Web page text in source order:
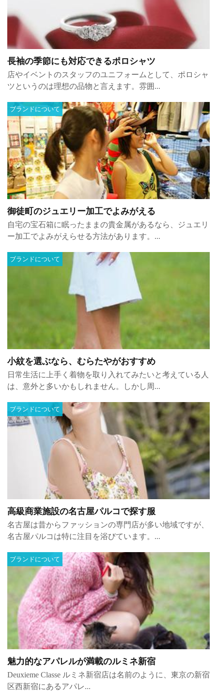
長袖の季節にも対応できるポロシャツ
店やイベントのスタッフのユニフォームとして、ポロシャ
ツというのは理想の品物と言えます。雰囲...
御徒町のジュエリー加工でよみがえる
ブランドについて
自宅の宝石箱に眠ったままの貴金属があるなら、ジュエリ
ー加工でよみがえらせる方法があります。...
小紋を選ぶなら、むらたやがおすすめ
ブランドについて
日常生活に上手く着物を取り入れてみたいと考えている人
は、意外と多いかもしれません。しかし周...
高級商業施設の名古屋パルコで探す服
ブランドについて
名古屋は昔からファッションの専門店が多い地域ですが、
名古屋パルコは特に注目を浴びています。...
魅力的なアパレルが満載のルミネ新宿
ブランドについて
Deuxieme Classe ルミネ新宿店は名前のように、東京の新宿
区西新宿にあるアパレ...